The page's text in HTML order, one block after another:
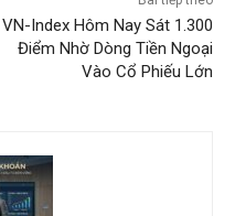
VN-Index Hôm Nay Sát 1.300
Điểm Nhờ Dòng Tiền Ngoại
Vào Cổ Phiếu Lớn